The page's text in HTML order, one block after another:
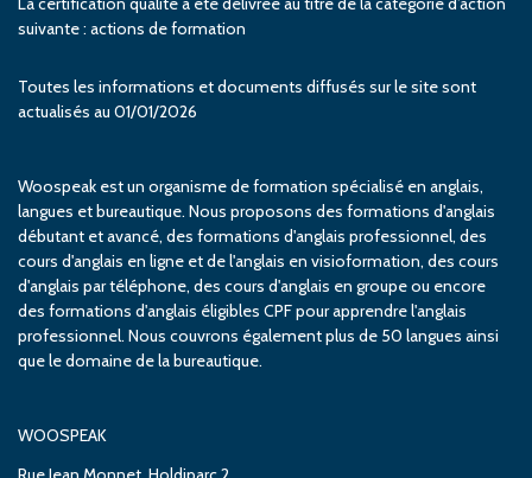
suivante : actions de formation
Toutes les informations et documents diffusés sur le site sont
actualisés au 01/01/2026
Woospeak est un organisme de formation spécialisé en anglais,
langues et bureautique. Nous proposons des formations d'anglais
débutant et avancé, des formations d'anglais professionnel, des
cours d'anglais en ligne et de l'anglais en visioformation, des cours
d'anglais par téléphone, des cours d'anglais en groupe ou encore
des formations d'anglais éligibles CPF pour apprendre l'anglais
professionnel. Nous couvrons également plus de 50 langues ainsi
que le domaine de la bureautique.
WOOSPEAK